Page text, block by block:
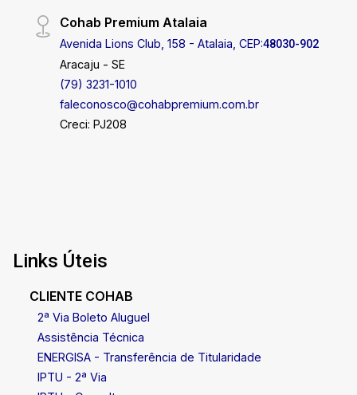
informações ou para agendar uma visita, entre em
contato, nossa equipe está pronta para te
atender! Cohab Premium Imobiliária - PJ 208 (79)
3231-3231
Cohab Premium Atalaia
Avenida Lions Club, 158 - Atalaia, CEP:48030-902
Aracaju - SE
(79) 3231-1010
faleconosco@cohabpremium.com.br
Creci: PJ208
Links Úteis
CLIENTE COHAB
2ª Via Boleto Aluguel
Assistência Técnica
ENERGISA - Transferência de Titularidade
IPTU - 2ª Via